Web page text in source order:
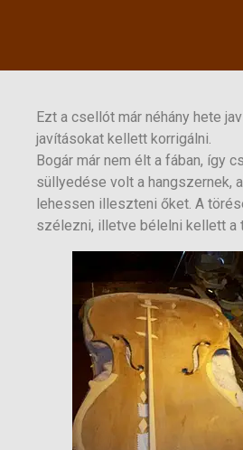
Ezt a csellót már néhány hete
javításokat kellett korrigálni.
Bogár már nem élt a fában, így
süllyedése volt a hangszernek,
lehessen illeszteni őket. A
szélezni, illetve bélelni kellett a